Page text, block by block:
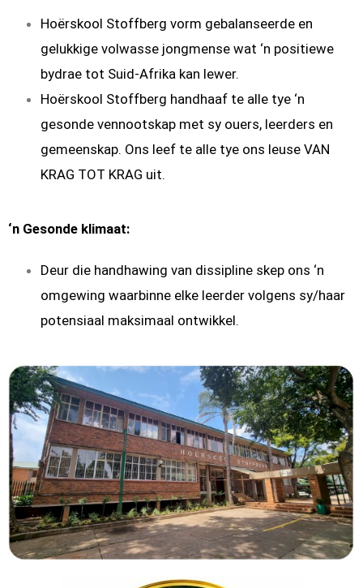
Hoërskool Stoffberg vorm gebalanseerde en
gelukkige volwasse jongmense wat ‘n positiewe
bydrae tot Suid-Afrika kan lewer.
Hoërskool Stoffberg handhaaf te alle tye ‘n
gesonde vennootskap met sy ouers, leerders en
gemeenskap. Ons leef te alle tye ons leuse VAN
KRAG TOT KRAG uit.
‘n Gesonde klimaat:
Deur die handhawing van dissipline skep ons ‘n
omgewing waarbinne elke leerder volgens sy/haar
potensiaal maksimaal ontwikkel.